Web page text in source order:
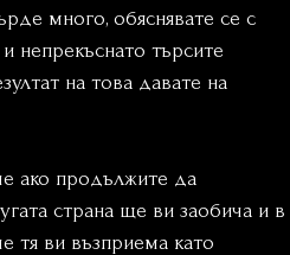
много, обяснявате се с
непрекъснато търсите
на това давате на
ако продължите да
страна ще ви заобича и в
тя ви възприема като